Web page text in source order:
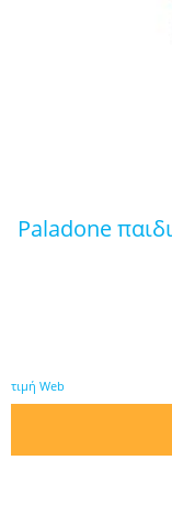
paladone παιδικό φωτιστικό γραφείου light
τιμή Web